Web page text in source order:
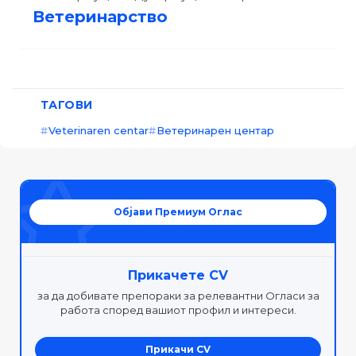
Ветеринарство
ТАГОВИ
Veterinaren centar Ветеринарен центар
Објави Премиум Оглас
Прикачете CV
за да добивате препораки за релевантни Огласи за
работа според вашиот профил и интереси.
Прикачи CV